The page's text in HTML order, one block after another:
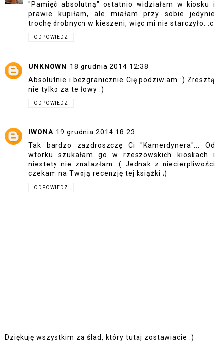
"Pamięć absolutną" ostatnio widziałam w kiosku i
prawie kupiłam, ale miałam przy sobie jedynie
trochę drobnych w kieszeni, więc mi nie starczyło. :c
ODPOWIEDZ
UNKNOWN
18 grudnia 2014 12:38
Absolutnie i bezgranicznie Cię podziwiam :) Zresztą
nie tylko za te łowy :)
ODPOWIEDZ
IWONA 19 grudnia 2014 18:23
Tak bardzo zazdroszczę Ci "Kamerdynera"... Od
wtorku szukałam go w rzeszowskich kioskach i
niestety nie znalazłam :( Jednak z niecierpliwości
czekam na Twoją recenzję tej książki ;)
ODPOWIEDZ
Dziękuję wszystkim za ślad, który tutaj zostawiacie :)